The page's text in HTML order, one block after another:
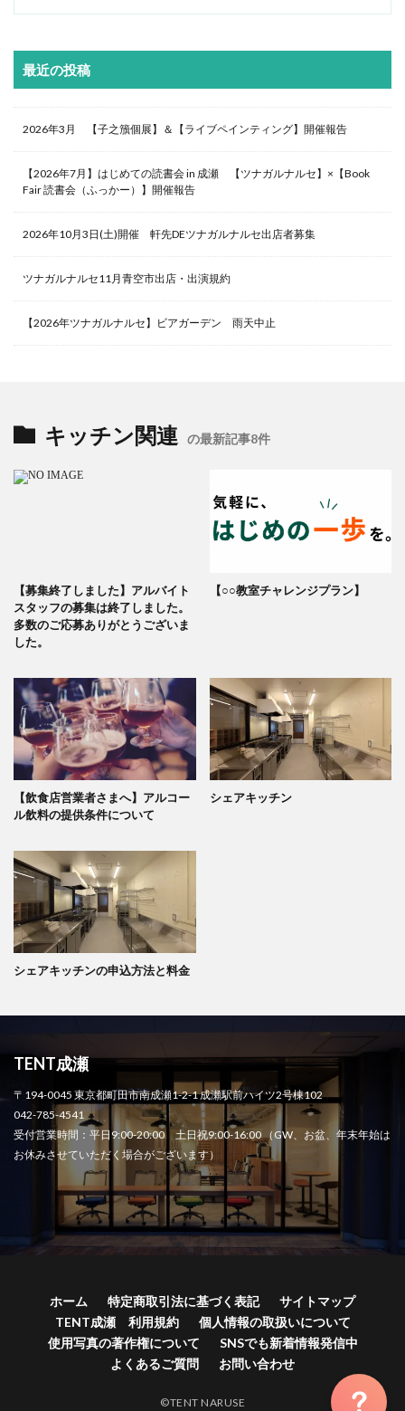
最近の投稿
2026年3月 【子之籏個展】＆【ライブペインティング】開催報告
【2026年7月】はじめての読書会 in 成瀬 【ツナガルナルセ】×【Book
Fair 読書会（ふっかー）】開催報告
2026年10月3日(土)開催 軒先DEツナガルナルセ出店者募集
ツナガルナルセ11月青空市出店・出演規約
【2026年ツナガルナルセ】ビアガーデン 雨天中止
キッチン関連 の最新記事8件
【募集終了しました】アルバイト
スタッフの募集は終了しました。
多数のご応募ありがとうございま
した。
【○○教室チャレンジプラン】
【飲食店営業者さまへ】アルコー
ル飲料の提供条件について
シェアキッチン
シェアキッチンの申込方法と料金
TENT成瀬
〒194-0045 東京都町田市南成瀬1-2-1 成瀬駅前ハイツ2号棟102
042-785-4541
受付営業時間：平日9:00-20:00 土日祝9:00-16:00 （GW、お盆、年末年始は
お休みさせていただく場合がございます）
ホーム 特定商取引法に基づく表記
サイトマップ
TENT成瀬 利用規約
個人情報の取扱いについて
使用写真の著作権について
SNSでも新着情報発信中
よくあるご質問
お問い合わせ
©TENT NARUSE